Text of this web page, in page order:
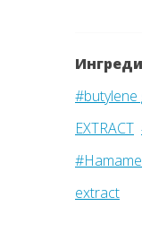
#butylene
EXTRACT
extract